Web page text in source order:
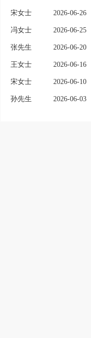
宋女士 2026-06-26
冯女士 2026-06-25
张先生 2026-06-20
王女士 2026-06-16
宋女士 2026-06-10
孙先生 2026-06-03